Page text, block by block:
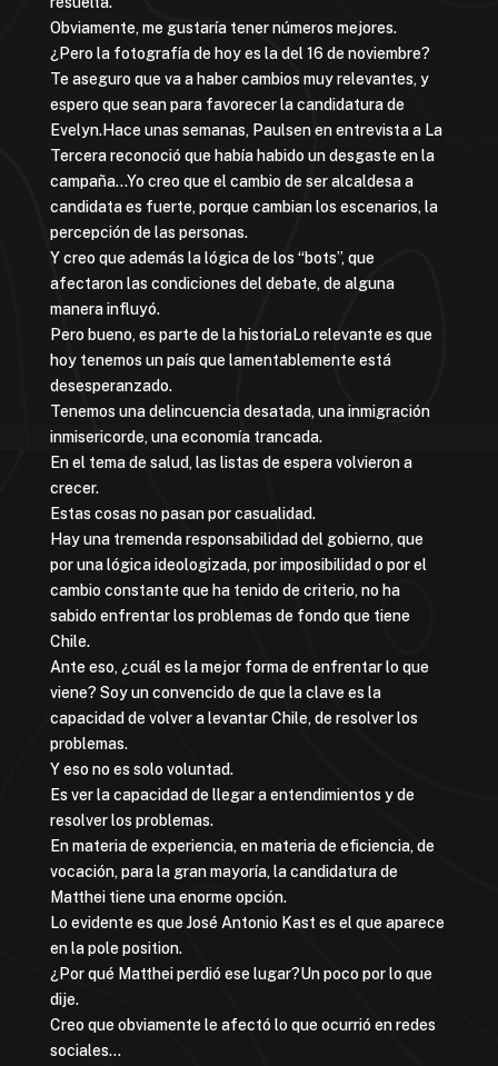
Obviamente, me gustaría tener números mejores.
¿Pero la fotografía de hoy es la del 16 de noviembre?
Te aseguro que va a haber cambios muy relevantes, y
espero que sean para favorecer la candidatura de
Evelyn.Hace unas semanas, Paulsen en entrevista a La
Tercera reconoció que había habido un desgaste en la
campaña…Yo creo que el cambio de ser alcaldesa a
candidata es fuerte, porque cambian los escenarios, la
percepción de las personas.
Y creo que además la lógica de los “bots”, que
afectaron las condiciones del debate, de alguna
manera influyó.
Pero bueno, es parte de la historiaLo relevante es que
hoy tenemos un país que lamentablemente está
desesperanzado.
Tenemos una delincuencia desatada, una inmigración
inmisericorde, una economía trancada.
En el tema de salud, las listas de espera volvieron a
crecer.
Estas cosas no pasan por casualidad.
Hay una tremenda responsabilidad del gobierno, que
por una lógica ideologizada, por imposibilidad o por el
cambio constante que ha tenido de criterio, no ha
sabido enfrentar los problemas de fondo que tiene
Chile.
Ante eso, ¿cuál es la mejor forma de enfrentar lo que
viene? Soy un convencido de que la clave es la
capacidad de volver a levantar Chile, de resolver los
problemas.
Y eso no es solo voluntad.
Es ver la capacidad de llegar a entendimientos y de
resolver los problemas.
En materia de experiencia, en materia de eficiencia, de
vocación, para la gran mayoría, la candidatura de
Matthei tiene una enorme opción.
Lo evidente es que José Antonio Kast es el que aparece
en la pole position.
¿Por qué Matthei perdió ese lugar?Un poco por lo que
dije.
Creo que obviamente le afectó lo que ocurrió en redes
sociales…